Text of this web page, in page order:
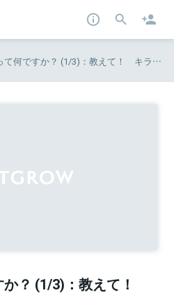
やりがいって何ですか？ (1/3)：教えて！ キラキラお兄さん - ＠IT
？ (1/3)：教えて！